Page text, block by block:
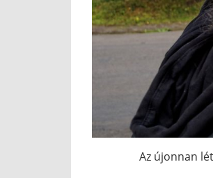
Az újonnan